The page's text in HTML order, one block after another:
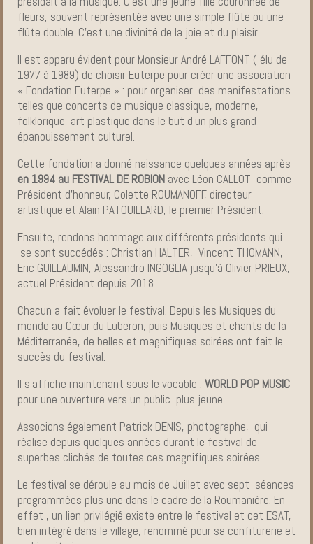
fleurs, souvent représentée avec une simple flûte ou une
flûte double. C’est une divinité de la joie et du plaisir.
Il est apparu évident pour Monsieur André LAFFONT ( élu de
1977 à 1989) de choisir Euterpe pour créer une association
« Fondation Euterpe » : pour organiser des manifestations
telles que concerts de musique classique, moderne,
folklorique, art plastique dans le but d’un plus grand
épanouissement culturel.
Cette fondation a donné naissance quelques années après
en 1994 au FESTIVAL DE ROBION avec Léon CALLOT comme
Président d’honneur, Colette ROUMANOFF, directeur
artistique et Alain PATOUILLARD, le premier Président.
Ensuite, rendons hommage aux différents présidents qui
se sont succédés : Christian HALTER, Vincent THOMANN,
Eric GUILLAUMIN, Alessandro INGOGLIA jusqu’à Olivier PRIEUX,
actuel Président depuis 2018.
Chacun a fait évoluer le festival. Depuis les Musiques du
monde au Cœur du Luberon, puis Musiques et chants de la
Méditerranée, de belles et magnifiques soirées ont fait le
succès du festival.
Il s’affiche maintenant sous le vocable : WORLD POP MUSIC
pour une ouverture vers un public plus jeune.
Associons également Patrick DENIS, photographe, qui
réalise depuis quelques années durant le festival de
superbes clichés de toutes ces magnifiques soirées.
Le festival se déroule au mois de Juillet avec sept séances
programmées plus une dans le cadre de la Roumanière. En
effet , un lien privilégié existe entre le festival et cet ESAT,
bien intégré dans le village, renommé pour sa confiturerie et